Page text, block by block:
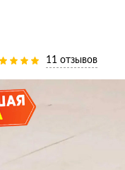
11 отзывов